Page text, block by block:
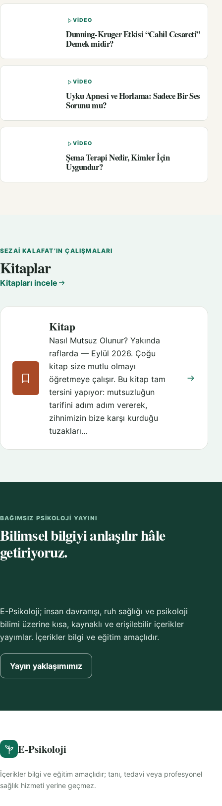
VIDEO
Dunning-Kruger Etkisi “Cahil Cesareti”
Demek midir?
VIDEO
Uyku Apnesi ve Horlama: Sadece Bir Ses
Sorunu mu?
VIDEO
Şema Terapi Nedir, Kimler İçin
Uygundur?
SEZAI KALAFAT’IN ÇALIŞMALARI
Kitaplar
Kitapları incele
Kitap
Nasıl Mutsuz Olunur? Yakında
raflarda — Eylül 2026. Çoğu
kitap size mutlu olmayı
öğretmeye çalışır. Bu kitap tam
tersini yapıyor: mutsuzluğun
tarifini adım adım vererek,
zihnimizin bize karşı kurduğu
tuzakları…
BAĞIMSIZ PSIKOLOJI YAYINI
Bilimsel bilgiyi anlaşılır hâle
getiriyoruz.
E-Psikoloji; insan davranışı, ruh sağlığı ve psikoloji
bilimi üzerine kısa, kaynaklı ve erişilebilir içerikler
yayımlar. İçerikler bilgi ve eğitim amaçlıdır.
Yayın yaklaşımımız
E-Psikoloji
İçerikler bilgi ve eğitim amaçlıdır; tanı, tedavi veya profesyonel
sağlık hizmeti yerine geçmez.